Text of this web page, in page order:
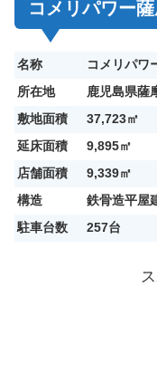
コメリパワー
名称
コメリパワ
所在地
鹿児島県薩
敷地面積
37,723㎡
延床面積
9,895㎡
店舗面積
9,339㎡
構造
鉄骨造平屋
駐車台数
257台